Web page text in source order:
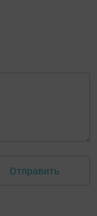
Отправить